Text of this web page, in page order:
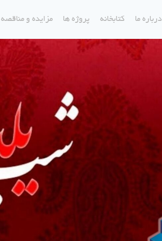
درباره ما کتابخانه پروژه ها مزایده و مناقصه